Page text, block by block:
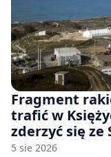
Fragment
trafić w
zderzyć się ze
prędkością
5 sie 2026